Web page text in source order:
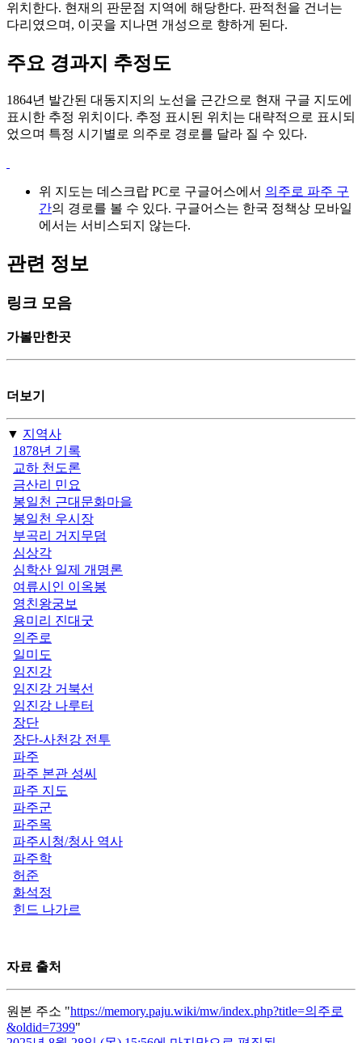
위치한다. 현재의 판문점 지역에 해당한다. 판적천을 건너는
다리였으며, 이곳을 지나면 개성으로 향하게 된다.
주요 경과지 추정도
1864년 발간된 대동지지의 노선을 근간으로 현재 구글 지도에
표시한 추정 위치이다. 추정 표시된 위치는 대략적으로 표시되
었으며 특정 시기별로 의주로 경로를 달라 질 수 있다.
위 지도는 데스크랍 PC로 구글어스에서 의주로 파주 구
간의 경로를 볼 수 있다. 구글어스는 한국 정책상 모바일
에서는 서비스되지 않는다.
관련 정보
링크 모음
가볼만한곳
더보기
▼ 지역사
1878년 기록
교하 천도론
금산리 민요
봉일천 근대문화마을
봉일천 우시장
부곡리 거지무덤
심상각
심학산 일제 개명론
여류시인 이옥봉
영친왕궁보
용미리 진대굿
의주로
일미도
임진강
임진강 거북선
임진강 나루터
장단
장단-사천강 전투
파주
파주 본관 성씨
파주 지도
파주군
파주목
파주시청/청사 역사
파주학
허준
화석정
힌드 나가르
자료 출처
원본 주소 "https://memory.paju.wiki/mw/index.php?title=의주로
&oldid=7399"